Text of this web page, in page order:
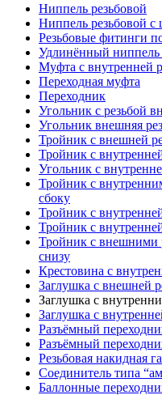
Ниппель резьбовой
Ниппель резьбовой с
Резьбовые фитинги
Удлинённый ниппель
Муфта с внутренней
Переходная муфта
Переходник
Угольник с резьбой
Угольник внешняя
Тройник с внешней
Тройник с
Угольник с
Тройник с
сбоку
Тройник с
Тройник с
Тройник с внешними
снизу
Крестовина с
Заглушка с внешней
Заглушка с
Заглушка с
Разъёмный
Разъёмный
Резьбовая накидная
Соединитель типа
Баллонные